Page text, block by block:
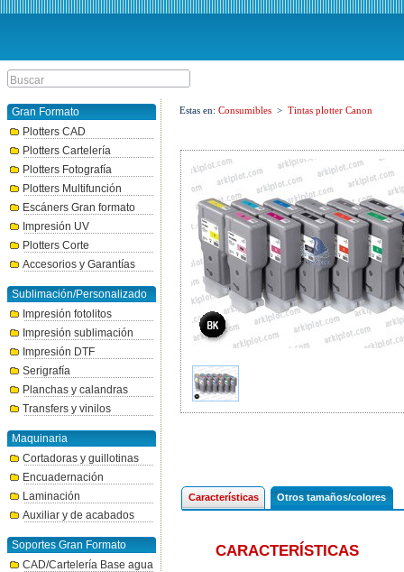
Gran Formato
Plotters CAD
Plotters Cartelería
Plotters Fotografía
Plotters Multifunción
Escáners Gran formato
Impresión UV
Plotters Corte
Accesorios y Garantías
Sublimación/Personalizado
Impresión fotolitos
Impresión sublimación
Impresión DTF
Serigrafía
Planchas y calandras
Transfers y vinilos
Maquinaria
Cortadoras y guillotinas
Encuadernación
Laminación
Auxiliar y de acabados
Soportes Gran Formato
CAD/Cartelería Base agua
Estas en: Consumibles > Tintas plotter Canon
Características Otros tamaños/colores
CARACTERÍSTICAS